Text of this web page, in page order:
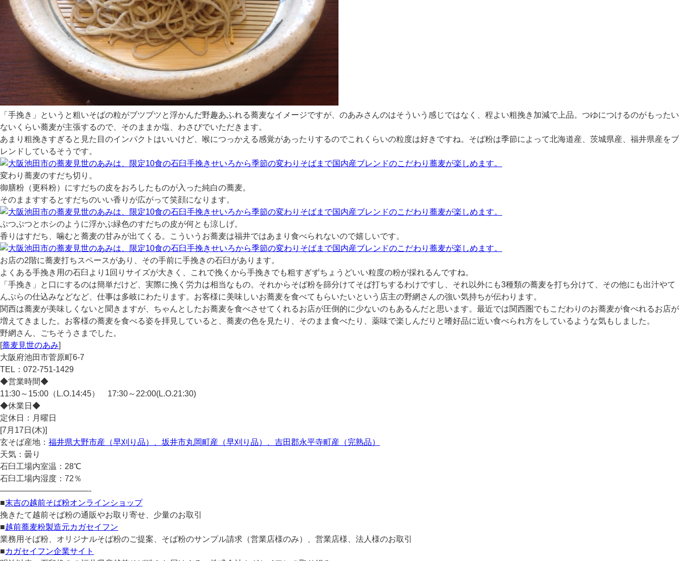
「手挽き」というと粗いそばの粒がブツブツと浮かんだ野趣あふれる蕎麦なイメージですが、のあみさんのはそういう感じではなく、程よい粗挽き加減で上品。つゆにつけるのがもったい
ないくらい蕎麦が主張するので、そのままか塩、わさびでいただきます。
あまり粗挽きすぎると見た目のインパクトはいいけど、喉につっかえる感覚があったりするのでこれくらいの粒度は好きですね。そば粉は季節によって北海道産、茨城県産、福井県産をブ
レンドしているそうです。
変わり蕎麦のすだち切り。
御膳粉（更科粉）にすだちの皮をおろしたものが入った純白の蕎麦。
そのまますするとすだちのいい香りが広がって笑顔になります。
ぷつぷつとホシのように浮かぶ緑色のすだちの皮が何とも涼しげ。
香りはすだち、噛むと蕎麦の甘みが出てくる。こういうお蕎麦は福井ではあまり食べられないので嬉しいです。
お店の2階に蕎麦打ちスペースがあり、その手前に手挽きの石臼があります。
よくある手挽き用の石臼より1回りサイズが大きく、これで挽くから手挽きでも粗すぎずちょうどいい粒度の粉が採れるんですね。
「手挽き」と口にするのは簡単だけど、実際に挽く労力は相当なもの。それからそば粉を篩分けてそば打ちするわけですし、それ以外にも3種類の蕎麦を打ち分けて、その他にも出汁やて
んぷらの仕込みなどなど、仕事は多岐にわたります。お客様に美味しいお蕎麦を食べてもらいたいという店主の野網さんの強い気持ちが伝わります。
関西は蕎麦が美味しくないと聞きますが、ちゃんとしたお蕎麦を食べさせてくれるお店が圧倒的に少ないのもあるんだと思います。最近では関西圏でもこだわりのお蕎麦が食べれるお店が
増えてきました。お客様の蕎麦を食べる姿を拝見していると、蕎麦の色を見たり、そのまま食べたり、薬味で楽しんだりと嗜好品に近い食べられ方をしているような気もしました。
野網さん、ごちそうさまでした。
[蕎麦見世のあみ]
大阪府池田市菅原町6-7
TEL：072-751-1429
◆営業時間◆
11:30～15:00（L.O.14:45） 17:30～22:00(L.O.21:30)
◆休業日◆
定休日：月曜日
[7月17日(木)]
玄そば産地： 福井県大野市産（早刈り品）、坂井市丸岡町産（早刈り品）、吉田郡永平寺町産（完熟品）
天気：曇り
石臼工場内室温：28℃
石臼工場内湿度：72％
———————————-
■末吉の越前そば粉オンラインショップ
挽きたて越前そば粉の通販やお取り寄せ、少量のお取引
■越前蕎麦粉製造元カガセイフン
業務用そば粉、オリジナルそば粉のご提案、そば粉のサンプル請求（営業店様のみ）、営業店様、法人様のお取引
■カガセイフン企業サイト